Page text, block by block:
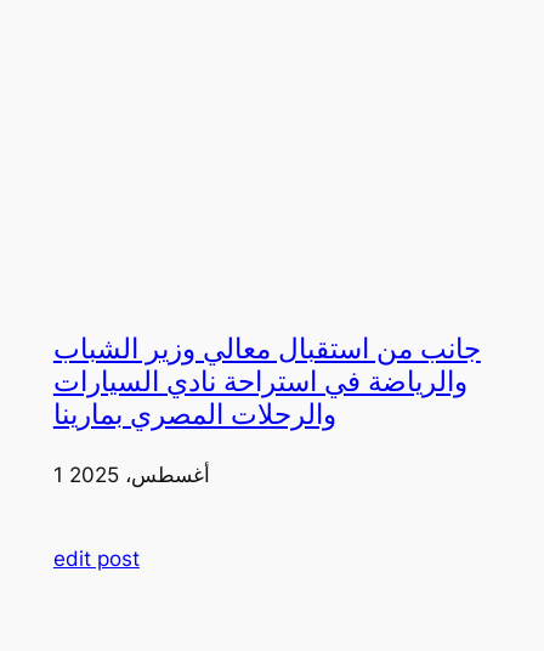
جانب من استقبال معالي وزير الشباب
والرياضة في استراحة نادي السيارات
والرحلات المصري بمارينا
1 أغسطس، 2025
edit post